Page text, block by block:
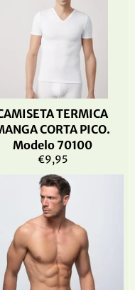
TERMICA
CORTA PICO.
Modelo 70100
Precio
habitual
€9,95